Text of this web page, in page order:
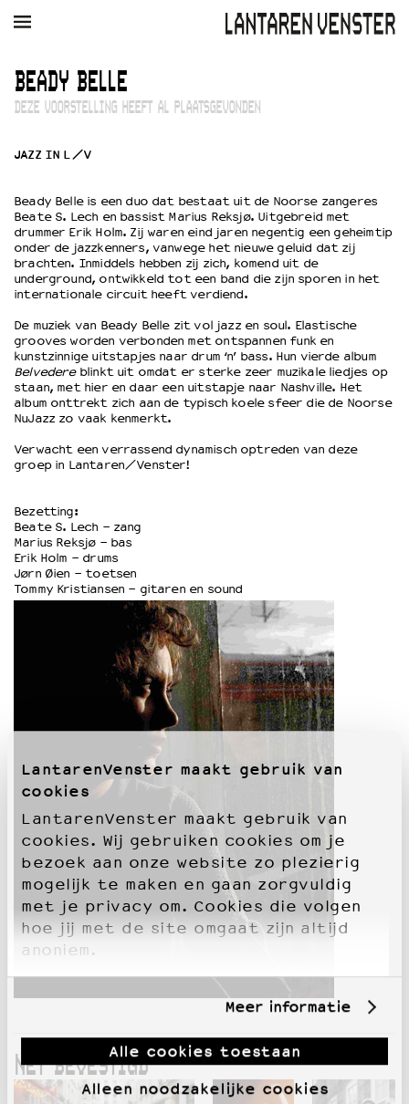
LantarenVenster maakt gebruik van
cookies
LantarenVenster maakt gebruik van
cookies. Wij gebruiken cookies om je
bezoek aan onze website zo plezierig
mogelijk te maken en gaan zorgvuldig
met je privacy om. Cookies die volgen
hoe jij met de site omgaat zijn altijd
anoniem.
Meer informatie
Alle cookies toestaan
Alleen noodzakelijke cookies
AGENDA FILM MUZIEK
Winkelmandje
Zoek
PLAN JE BEZOEK
Bereikbaarheid
Kaartverkoop
EDUCATIE
Schoolvoorstellingen
Filmprogramma’s Primair Onderwijs
Filmprogramma’s VO/MBO
Speciale educatieprogramma’s
OVER LANTARENVENSTER
Wie is wie
Word vriend
Historie
Partners
Integriteits- en gedragscode
Culturele boycot Israël
Ruimte voor artistieke vrijheid – VNPF
BEADY BELLE
DEZE VOORSTELLING HEEFT AL PLAATSGEVONDEN
JAZZ IN L/V
Beady Belle is een duo dat bestaat uit de Noorse zangeres
Beate S. Lech en bassist Marius Reksjø. Uitgebreid met
drummer Erik Holm. Zij waren eind jaren negentig een geheimtip
onder de jazzkenners, vanwege het nieuwe geluid dat zij
brachten. Inmiddels hebben zij zich, komend uit de
underground, ontwikkeld tot een band die zijn sporen in het
internationale circuit heeft verdiend.
De muziek van Beady Belle zit vol jazz en soul. Elastische
grooves worden verbonden met ontspannen funk en
kunstzinnige uitstapjes naar drum ‘n’ bass. Hun vierde album
Belvedereblinkt uit omdat er sterke zeer muzikale liedjes op
staan, met hier en daar een uitstapje naar Nashville. Het
album onttrekt zich aan de typisch koele sfeer die de Noorse
NuJazz zo vaak kenmerkt.
Verwacht een verrassend dynamisch optreden van deze
groep in Lantaren/Venster!
Bezetting:
Beate S. Lech - zang
Marius Reksjø - bas
Erik Holm - drums
Jørn Øien - toetsen
Tommy Kristiansen - gitaren en sound
NET BEVESTIGD